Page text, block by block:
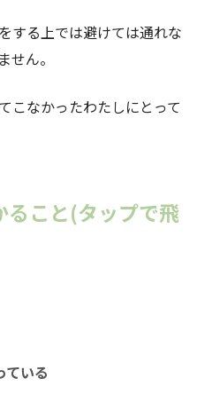
する上では避けては通れな
せん。
こなかったわたしにとって
ること(タップで飛
ている